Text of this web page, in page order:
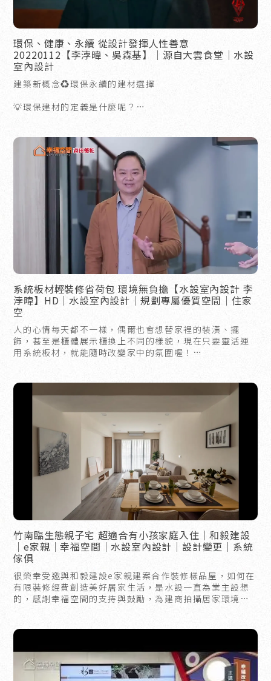
環保、健康、永續 從設計發揮人性善意
20220112【李浡暐、吳森基】│源自大雲食堂｜水設
室內設計
建築新概念♻️環保永續的建材選擇
💡環保建材的定義是什麼呢？
🌳極盡利用材料，不造成浪費
🌳減少二氧化碳排放量
系統板材輕裝修省荷包 環境無負擔【水設室內設計 李
浡暐】HD｜水設室內設計｜規劃專屬優質空間｜住家
空
人的心情每天都不一樣，偶爾也會想替家裡的裝潢、擺
飾，甚至是櫃體展示櫃換上不同的樣貌，現在只要靈活運
用系統板材，就能隨時改變家中的氛圍喔！
竹南臨生態親子宅 超適合有小孩家庭入住｜和毅建設
｜e家親｜幸福空間｜水設室內設計｜設計變更｜系統
傢俱
很榮幸受邀與和毅建設e家親建案合作裝修樣品屋，如何在
有限裝修經費創造美好居家生活，是水設一直為業主設想
的，感謝幸福空間的支持與鼓勵，為建商拍攝居家環境的